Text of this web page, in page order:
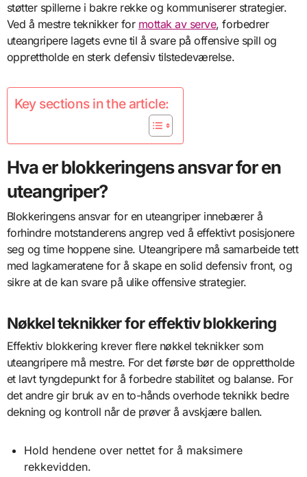
støtter spillerne i bakre rekke og kommuniserer strategier.
Ved å mestre teknikker for mottak av serve, forbedrer
uteangripere lagets evne til å svare på offensive spill og
opprettholde en sterk defensiv tilstedeværelse.
Key sections in the article:
Hva er blokkeringens ansvar for en
uteangriper?
Blokkeringens ansvar for en uteangriper innebærer å
forhindre motstanderens angrep ved å effektivt posisjonere
seg og time hoppene sine. Uteangripere må samarbeide tett
med lagkameratene for å skape en solid defensiv front, og
sikre at de kan svare på ulike offensive strategier.
Nøkkel teknikker for effektiv blokkering
Effektiv blokkering krever flere nøkkel teknikker som
uteangripere må mestre. For det første bør de opprettholde
et lavt tyngdepunkt for å forbedre stabilitet og balanse. For
det andre gir bruk av en to-hånds overhode teknikk bedre
dekning og kontroll når de prøver å avskjære ballen.
Hold hendene over nettet for å maksimere
rekkevidden.